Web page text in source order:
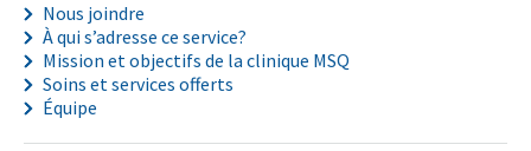
Nous joindre
À qui s’adresse ce service?
Mission et objectifs de la clinique MSQ
Soins et services offerts
Équipe